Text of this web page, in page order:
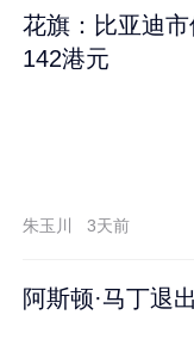
花旗：比亚迪
142港元
朱玉川 3天前
阿斯顿·马丁退